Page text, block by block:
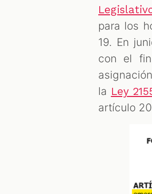
para los
19. En
con el
la Ley
artículo